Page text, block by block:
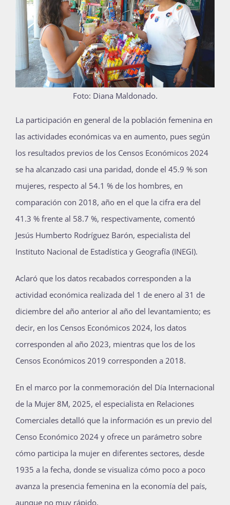
Publicaciones
Bienvenida generación 2027-1
Foto: Diana Maldonado.
L a participación en general de la población femenina en
las actividades económicas va en aumento, pues según
los resultados previos de los Censos Económicos 2024
se ha alcanzado casi una paridad, donde el 45.9 % son
mujeres, respecto al 54.1 % de los hombres, en
comparación con 2018, año en el que la cifra era del
41.3 % frente al 58.7 %, respectivamente, comentó
Jesús Humberto Rodríguez Barón, especialista del
Instituto Nacional de Estadística y Geografía (INEGI).
Aclaró que los datos recabados corresponden a la
actividad económica realizada del 1 de enero al 31 de
diciembre del año anterior al año del levantamiento; es
decir, en los Censos Económicos 2024, los datos
corresponden al año 2023, mientras que los de los
Censos Económicos 2019 corresponden a 2018.
En el marco por la conmemoración del Día Internacional
de la Mujer 8M, 2025, el especialista en Relaciones
Comerciales detalló que la información es un previo del
Censo Económico 2024 y ofrece un parámetro sobre
cómo participa la mujer en diferentes sectores, desde
1935 a la fecha, donde se visualiza cómo poco a poco
avanza la presencia femenina en la economía del país,
aunque no muy rápido.